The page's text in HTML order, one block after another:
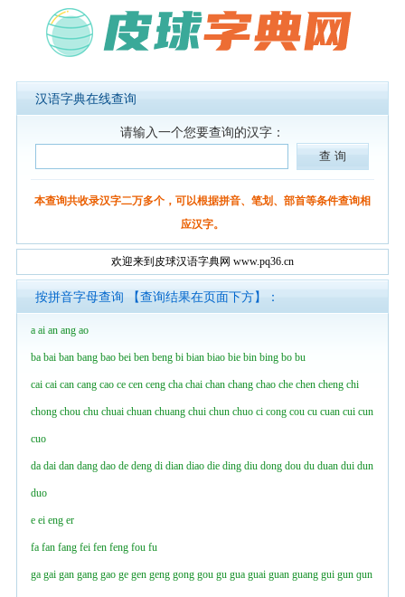
汉语字典在线查询
请输入一个您要查询的汉字：
本查询共收录汉字二万多个，可以根据拼音、笔划、部首等条件查询相
应汉字。
欢迎来到皮球汉语字典网 www.pq36.cn
按拼音字母查询 【查询结果在页面下方】：
a ai an ang ao
ba bai ban bang bao bei ben beng bi bian biao bie bin bing bo bu
cai cai can cang cao ce cen ceng cha chai chan chang chao che chen cheng chi
chong chou chu chuai chuan chuang chui chun chuo ci cong cou cu cuan cui cun
cuo
da dai dan dang dao de deng di dian diao die ding diu dong dou du duan dui dun
duo
e ei eng er
fa fan fang fei fen feng fou fu
ga gai gan gang gao ge gen geng gong gou gu gua guai guan guang gui gun ɡun